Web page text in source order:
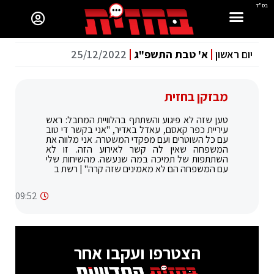
בס"ד
יום ראשון א' טבת התשפ"ג 25/12/2022
מבזקן בחזית
טען שזה לא פיגוע והשתתף בהלוויית המחבל: ראש
עיריית כפר קאסם, עאדל באדיר, "אני בקשר די טוב
עם כל השוטרים ועם מפקדי המשטרה. אני מלווה את
המשפחה שאין לה קשר לאירוע הזה. זו לא
השתתפות של תמיכה במה שנעשה. מהשיחות שלי
עם המשפחה הם לא מאמינים שזה קרה" | רשת ב
09:52
הצטרפו ועקבו אחר